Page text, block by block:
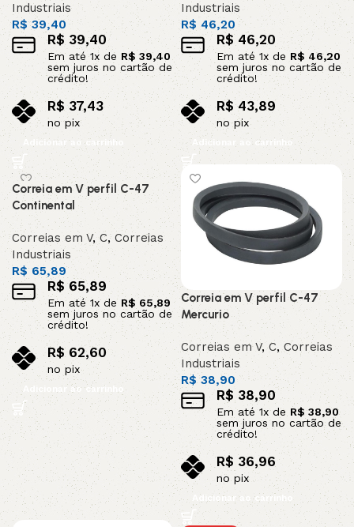
Industriais
R$39,40
R$ 39,40
Em até1x de R$ 39,40
sem juros no cartão de
crédito!
R$ 37,43
no pix
Adicionar ao carrinho
Industriais
R$ 46,20
R$46,20
Em até 1x de R$ 46,20
sem juros no cartão de
crédito!
R$43,89
no pix
Adicionar ao carrinho
Correia em V perfil C-47
Continental
Correias em V,C, Correias
Industriais
R$65,89
R$ 65,89
Em até 1x de R$ 65,89
sem juros no cartão de
crédito!
R$62,60
no pix
Adicionar ao carrinho
Correia em V perfil C-47
Mercurio
Correias em V,C, Correias
Industriais
R$38,90
R$ 38,90
Em até 1x de R$38,90
sem juros no cartão de
crédito!
R$ 36,96
no pix
Adicionar ao carrinho